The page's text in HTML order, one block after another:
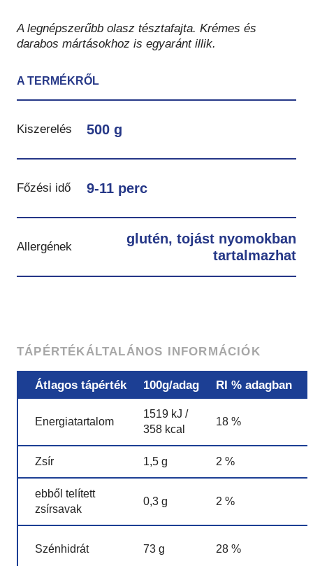
A legnépszerűbb olasz tésztafajta. Krémes és
darabos mártásokhoz is egyaránt illik.
A TERMÉKRŐL
Kiszerelés 500 g
Főzési idő 9-11 perc
Allergének
glutén, tojást nyomokban
tartalmazhat
TÁPÉRTÉKÁLTALÁNOS INFORMÁCIÓK
Átlagos tápérték 100g/adag RI % adagban
Energiatartalom
1519 kJ /
358 kcal
18 %
Zsír 1,5 g 2 %
ebből telített
zsírsavak
0,3 g 2 %
Szénhidrát 73 g 28 %